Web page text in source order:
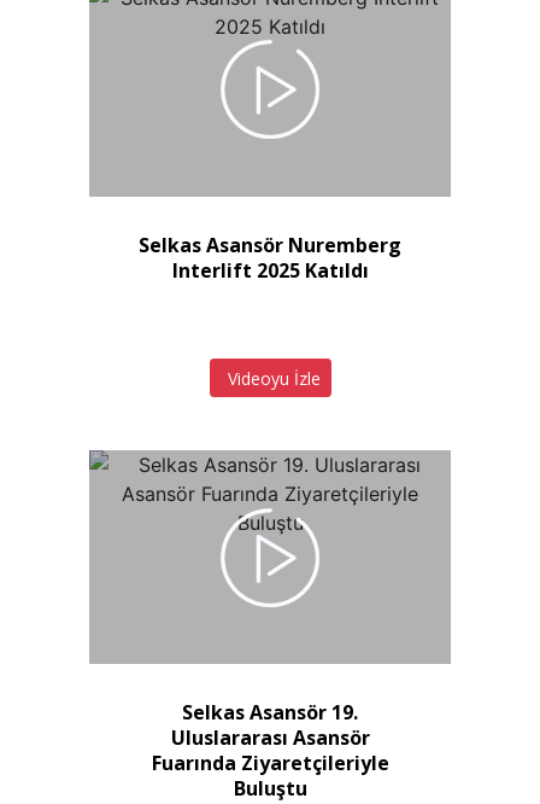
Selkas Asansör Nuremberg
Interlift 2025 Katıldı
Videoyu İzle
Selkas Asansör 19.
Uluslararası Asansör
Fuarında Ziyaretçileriyle
Buluştu